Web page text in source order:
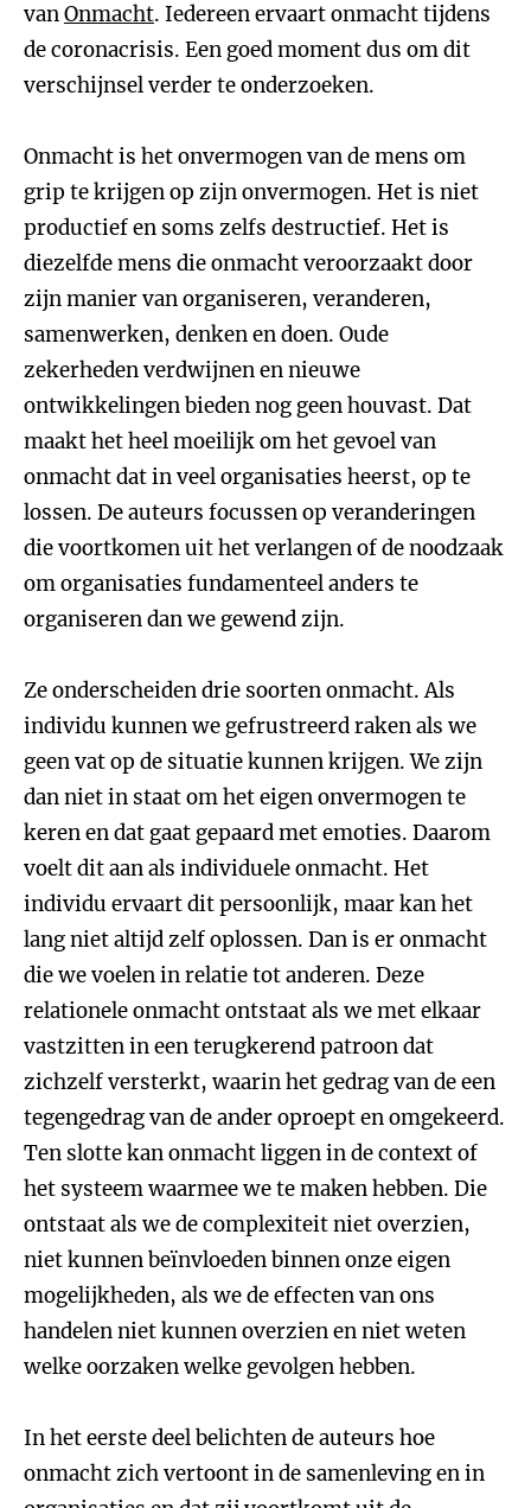
vanOnmacht. Iedereen ervaart onmacht tijdens
de coronacrisis. Een goed moment dus om dit
verschijnsel verder te onderzoeken.
Onmacht is het onvermogen van de mens om
grip te krijgen op zijn onvermogen. Het is niet
productief en soms zelfs destructief. Het is
diezelfde mens die onmacht veroorzaakt door
zijn manier van organiseren, veranderen,
samenwerken, denken en doen. Oude
zekerheden verdwijnen en nieuwe
ontwikkelingen bieden nog geen houvast. Dat
maakt het heel moeilijk om het gevoel van
onmacht dat in veel organisaties heerst, op te
lossen. De auteurs focussen op veranderingen
die voortkomen uit het verlangen of de noodzaak
om organisaties fundamenteel anders te
organiseren dan we gewend zijn.
Ze onderscheiden drie soorten onmacht. Als
individu kunnen we gefrustreerd raken als we
geen vat op de situatie kunnen krijgen. We zijn
dan niet in staat om het eigen onvermogen te
keren en dat gaat gepaard met emoties. Daarom
voelt dit aan als individuele onmacht. Het
individu ervaart dit persoonlijk, maar kan het
lang niet altijd zelf oplossen. Dan is er onmacht
die we voelen in relatie tot anderen. Deze
relationele onmacht ontstaat als we met elkaar
vastzitten in een terugkerend patroon dat
zichzelf versterkt, waarin het gedrag van de een
tegengedrag van de ander oproept en omgekeerd.
Ten slotte kan onmacht liggen in de context of
het systeem waarmee we te maken hebben. Die
ontstaat als we de complexiteit niet overzien,
niet kunnen beïnvloeden binnen onze eigen
mogelijkheden, als we de effecten van ons
handelen niet kunnen overzien en niet weten
welke oorzaken welke gevolgen hebben.
In het eerste deel belichten de auteurs hoe
onmacht zich vertoont in de samenleving en in